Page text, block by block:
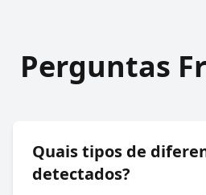
Perguntas
Quais tipos de
detectados?